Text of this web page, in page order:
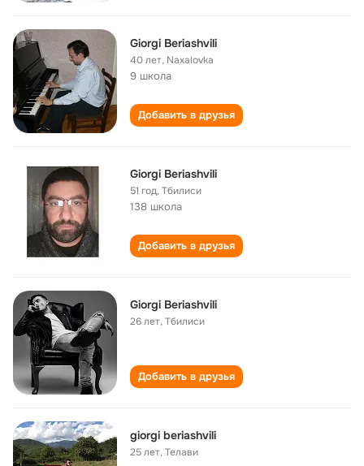
Giorgi Beriashvili
40 лет, Naxalovka
9 школа
Добавить в друзья
Giorgi Beriashvili
51 год,Тбилиси
138 школа
Добавить в друзья
Giorgi Beriashvili
26 лет,Тбилиси
Добавить в друзья
giorgi beriashvili
25 лет,Телави